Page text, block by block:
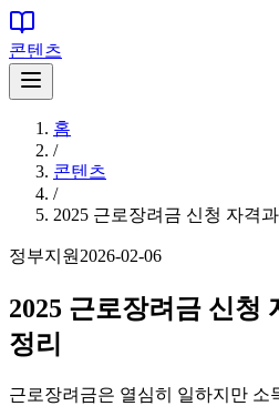
콘텐츠
홈
/
콘텐츠
/
2025 근로장려금 신청 자격
정부지원 2026-02-06
2025 근로장려금 신청
정리
근로장려금은 열심히 일하지만 소